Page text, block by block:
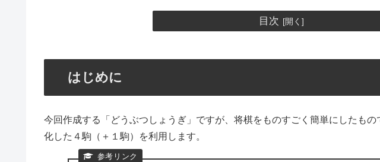
目次
はじめに
今回作成する「どうぶつしょうぎ」ですが、将棋をものすごく簡単にしたも
化した４駒（＋１駒）を利用します。